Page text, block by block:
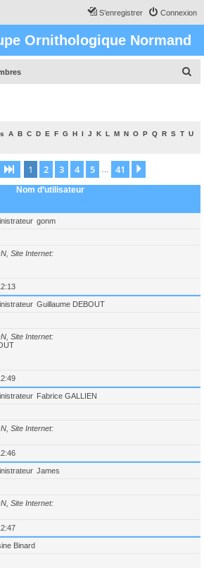
Connexion
S’enregistrer
Ornithologique Normand
A B C D E F G H I J K L M N O P Q R S T U
Page 1sur41
1 2 3 4 5 41
Nom d’utilisateur
gonm
Site Internet
Guillaume DEBOUT
Site Internet
Fabrice GALLIEN
Site Internet
James
Site Internet
Binard